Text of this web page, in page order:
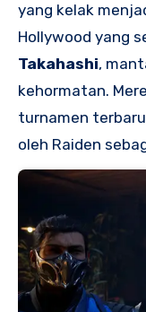
yang kelak
Hollywood yang
Takahashi,
kehormatan.
turnamen
oleh Raiden